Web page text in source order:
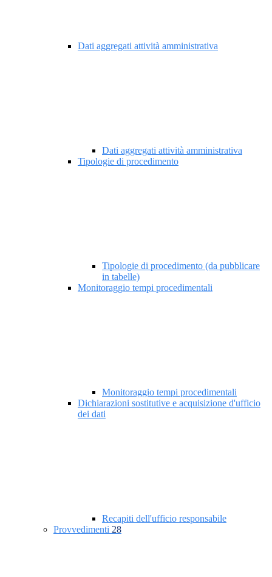
Dati aggregati attività amministrativa
Dati aggregati attività amministrativa
Tipologie di procedimento
Tipologie di procedimento (da pubblicare
in tabelle)
Monitoraggio tempi procedimentali
Monitoraggio tempi procedimentali
Dichiarazioni sostitutive e acquisizione d'ufficio
dei dati
Recapiti dell'ufficio responsabile
Provvedimenti 28